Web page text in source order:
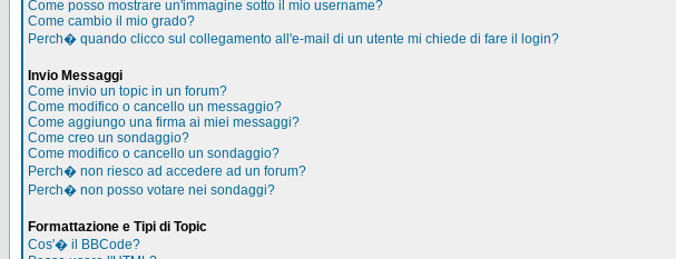
Come posso mostrare un'immagine sotto il mio username?
Come cambio il mio grado?
Perch� quando clicco sul collegamento all'e-mail di un utente mi chiede di fare il login?
Invio Messaggi
Come invio un topic in un forum?
Come modifico o cancello un messaggio?
Come aggiungo una firma ai miei messaggi?
Come creo un sondaggio?
Come modifico o cancello un sondaggio?
Perch� non riesco ad accedere ad un forum?
Perch� non posso votare nei sondaggi?
Formattazione e Tipi di Topic
Cos'� il BBCode?